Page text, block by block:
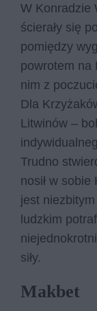
W Konradzie
ścierały się
pomiędzy
powrotem na
nim z
Dla
Litwinów –
Trudno
nosił w
jest
ludzkim
siły.
Makbet